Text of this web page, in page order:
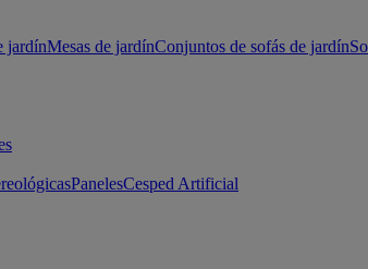
jardínMesas de jardínConjuntos de sofás de jardín
PanelesCesped Artificial